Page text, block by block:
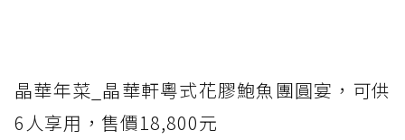
晶華年菜_晶華軒粵式花膠鮑魚團圓宴，可供
6人享用，售價18,800元